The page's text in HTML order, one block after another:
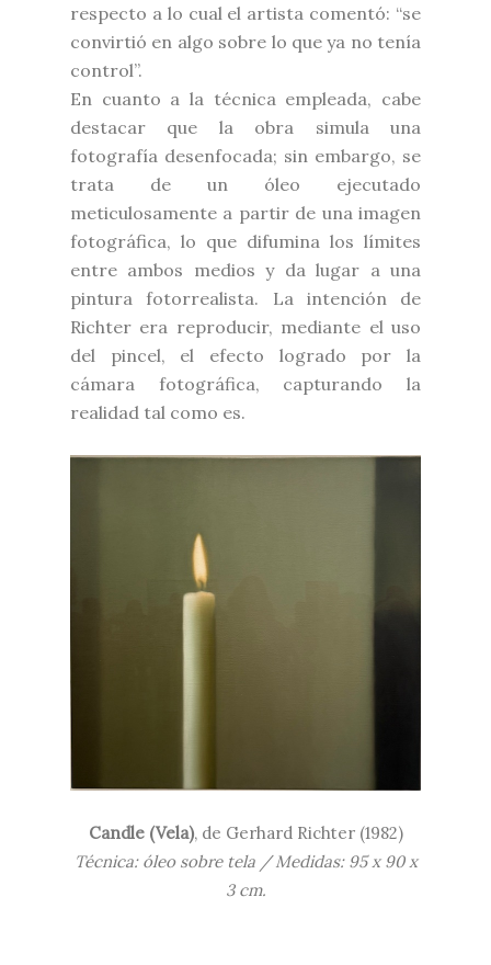
respecto a lo cual el artista comentó: “se
convirtió en algo sobre lo que ya no tenía
control”.
En cuanto a la técnica empleada, cabe
destacar que la obra simula una
fotografía desenfocada; sin embargo, se
trata de un óleo ejecutado
meticulosamente a partir de una imagen
fotográfica, lo que difumina los límites
entre ambos medios y da lugar a una
pintura fotorrealista. La intención de
Richter era reproducir, mediante el uso
del pincel, el efecto logrado por la
cámara fotográfica, capturando la
realidad tal como es.
Candle (Vela), de Gerhard Richter (1982)
Técnica: óleo sobre tela / Medidas: 95 x 90 x
3 cm.